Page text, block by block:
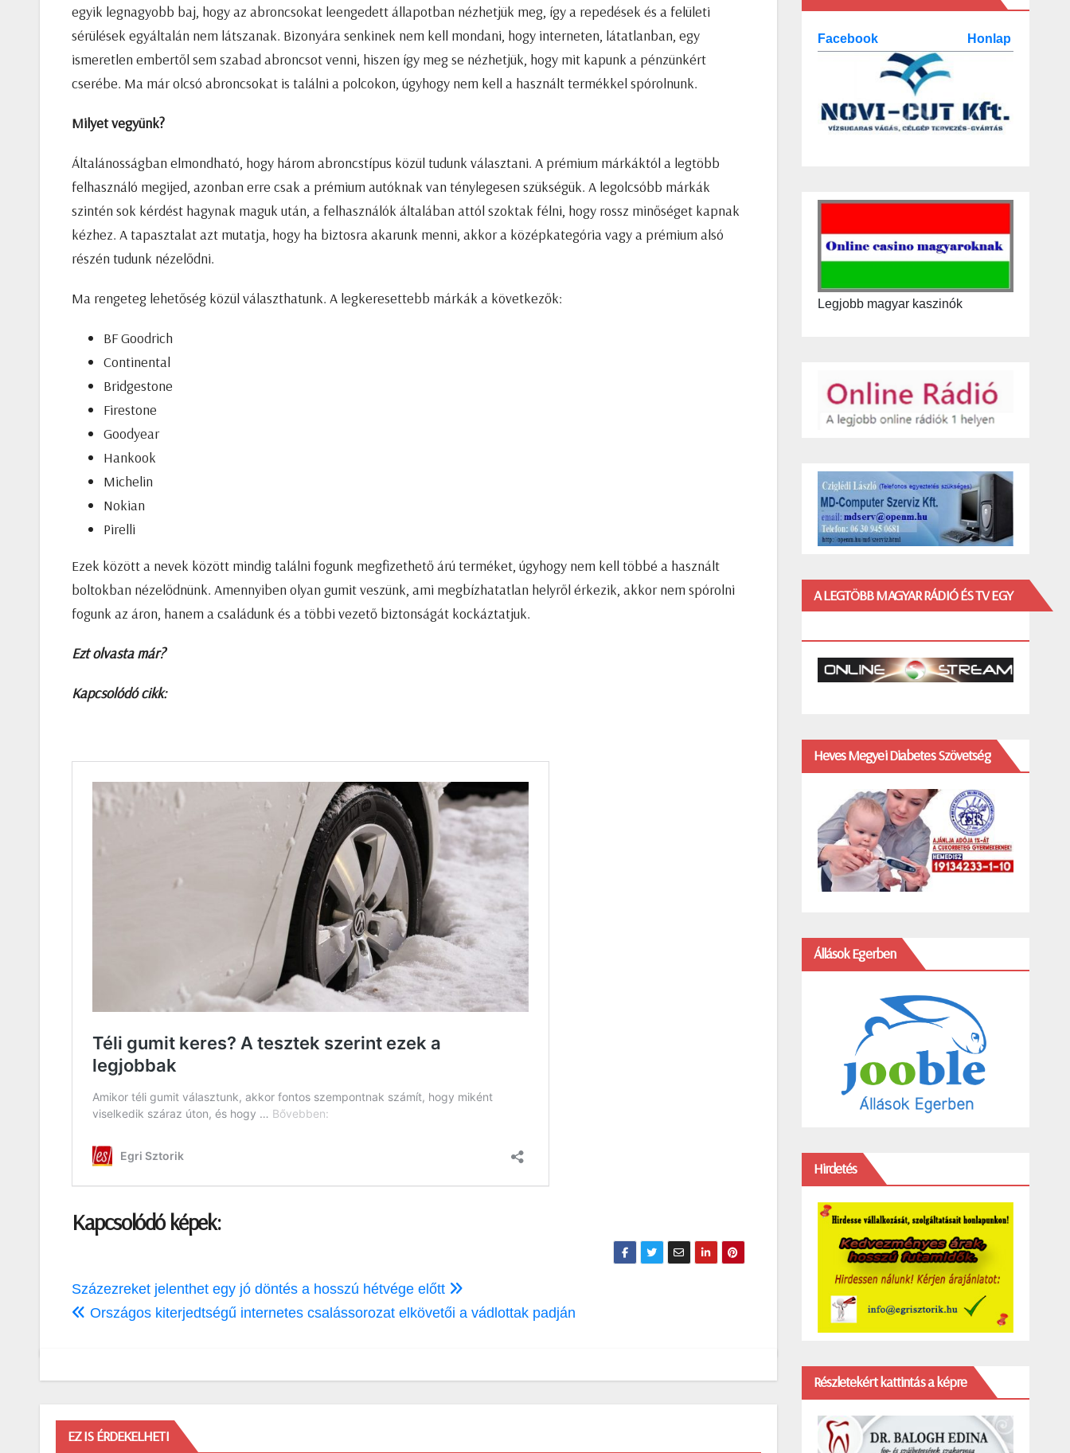
egyik legnagyobb baj, hogy az abroncsokat leengedett állapotban nézhetjük meg, így a repedések és a felületi
sérülések egyáltalán nem látszanak. Bizonyára senkinek nem kell mondani, hogy interneten, látatlanban, egy
ismeretlen embertől sem szabad abroncsot venni, hiszen így meg se nézhetjük, hogy mit kapunk a pénzünkért
cserébe. Ma már olcsó abroncsokat is találni a polcokon, úgyhogy nem kell a használt termékkel spórolnunk.
Milyet vegyünk?
Általánosságban elmondható, hogy három abroncstípus közül tudunk választani. A prémium márkáktól a legtöbb
felhasználó megijed, azonban erre csak a prémium autóknak van ténylegesen szükségük. A legolcsóbb márkák
szintén sok kérdést hagynak maguk után, a felhasználók általában attól szoktak félni, hogy rossz minőséget kapnak
kézhez. A tapasztalat azt mutatja, hogy ha biztosra akarunk menni, akkor a középkategória vagy a prémium alsó
részén tudunk nézelődni.
Ma rengeteg lehetőség közül választhatunk. A legkeresettebb márkák a következők:
BF Goodrich
Continental
Bridgestone
Firestone
Goodyear
Hankook
Michelin
Nokian
Pirelli
Ezek között a nevek között mindig találni fogunk megfizethető árú terméket, úgyhogy nem kell többé a használt
boltokban nézelődnünk. Amennyiben olyan gumit veszünk, ami megbízhatatlan helyről érkezik, akkor nem spórolni
fogunk az áron, hanem a családunk és a többi vezető biztonságát kockáztatjuk.
Ezt olvasta már?
Kapcsolódó cikk:
Kapcsolódó képek:
Bejegyzés
navigáció
Százezreket jelenthet egy jó döntés a hosszú hétvége előtt
Országos kiterjedtségű internetes csalássorozat elkövetői a vádlottak padján
EZ IS ÉRDEKELHETI
Facebook Honlap
Legjobb magyar kaszinók
A LEGTÖBB MAGYAR RÁDIÓ ÉS TV EGY
Heves Megyei Diabetes Szövetség
Állások Egerben
Hirdetés
Részletekért kattintás a képre